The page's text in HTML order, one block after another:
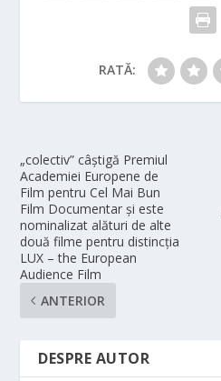
RATĂ:
„colectiv” câștigă Premiul
Academiei Europene de
Film pentru Cel Mai Bun
Film Documentar și este
nominalizat alături de alte
două filme pentru distincția
LUX – the European
Audience Film
ANTERIOR
DESPRE AUTOR